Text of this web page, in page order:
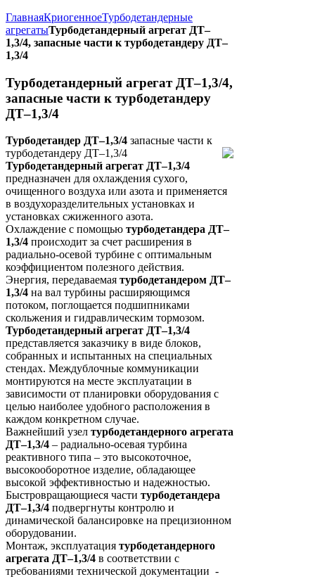
ГлавнаяКриогенноеТурбодетандерные
агрегатыТурбодетандерный агрегат ДТ–
1,3/4, запасные части к турбодетандеру ДТ–
1,3/4
Турбодетандерный агрегат ДТ–1,3/4,
запасные части к турбодетандеру
ДТ–1,3/4
Турбодетандер ДТ–1,3/4 запасные части к
турбодетандеру ДТ–1,3/4
Турбодетандерный агрегат ДТ–1,3/4
предназначен для охлаждения сухого,
очищенного воздуха или азота и применяется
в воздухоразделительных установках и
установках сжиженного азота.
Охлаждение с помощью турбодетандера ДТ–
1,3/4 происходит за счет расширения в
радиально-осевой турбине с оптимальным
коэффициентом полезного действия.
Энергия, передаваемая турбодетандером ДТ–
1,3/4 на вал турбины расширяющимся
потоком, поглощается подшипниками
скольжения и гидравлическим тормозом.
Турбодетандерный агрегат ДТ–1,3/4
представляется заказчику в виде блоков,
собранных и испытанных на специальных
стендах. Междублочные коммуникации
монтируются на месте эксплуатации в
зависимости от планировки оборудования с
целью наиболее удобного расположения в
каждом конкретном случае.
Важнейший узел турбодетандерного агрегата
ДТ–1,3/4 – радиально-осевая турбина
реактивного типа – это высокоточное,
высокооборотное изделие, обладающее
высокой эффективностью и надежностью.
Быстровращающиеся части турбодетандера
ДТ–1,3/4 подвергнуты контролю и
динамической балансировке на прецизионном
оборудовании.
Монтаж, эксплуатация турбодетандерного
агрегата ДТ–1,3/4 в соответствии с
требованиями технической документации -